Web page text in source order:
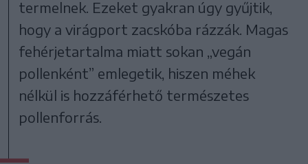
termelnek. Ezeket gyakran úgy gyűjtik,
hogy a virágport zacskóba rázzák. Magas
fehérjetartalma miatt sokan „vegán
pollenként” emlegetik, hiszen méhek
nélkül is hozzáférhető természetes
pollenforrás.